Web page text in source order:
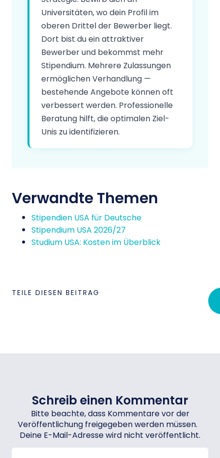
Universitäten, wo dein Profil im
oberen Drittel der Bewerber liegt.
Dort bist du ein attraktiver
Bewerber und bekommst mehr
Stipendium. Mehrere Zulassungen
ermöglichen Verhandlung —
bestehende Angebote können oft
verbessert werden. Professionelle
Beratung hilft, die optimalen Ziel-
Unis zu identifizieren.
Verwandte Themen
Stipendien USA für Deutsche
Stipendium USA 2026/27
Studium USA: Kosten im Überblick
TEILE DIESEN BEITRAG
Schreib einen Kommentar
Bitte beachte, dass Kommentare vor der
Veröffentlichung freigegeben werden müssen.
Deine E-Mail-Adresse wird nicht veröffentlicht.